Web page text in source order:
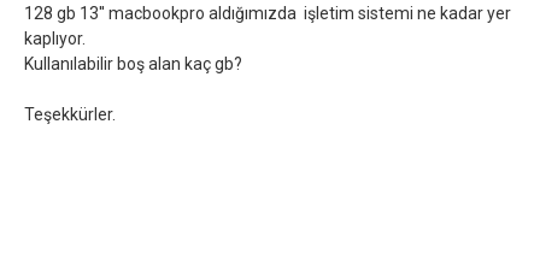
128 gb 13'' macbookpro aldığımızda işletim sistemi ne kadar yer
kaplıyor.
Kullanılabilir boş alan kaç gb?
Teşekkürler.